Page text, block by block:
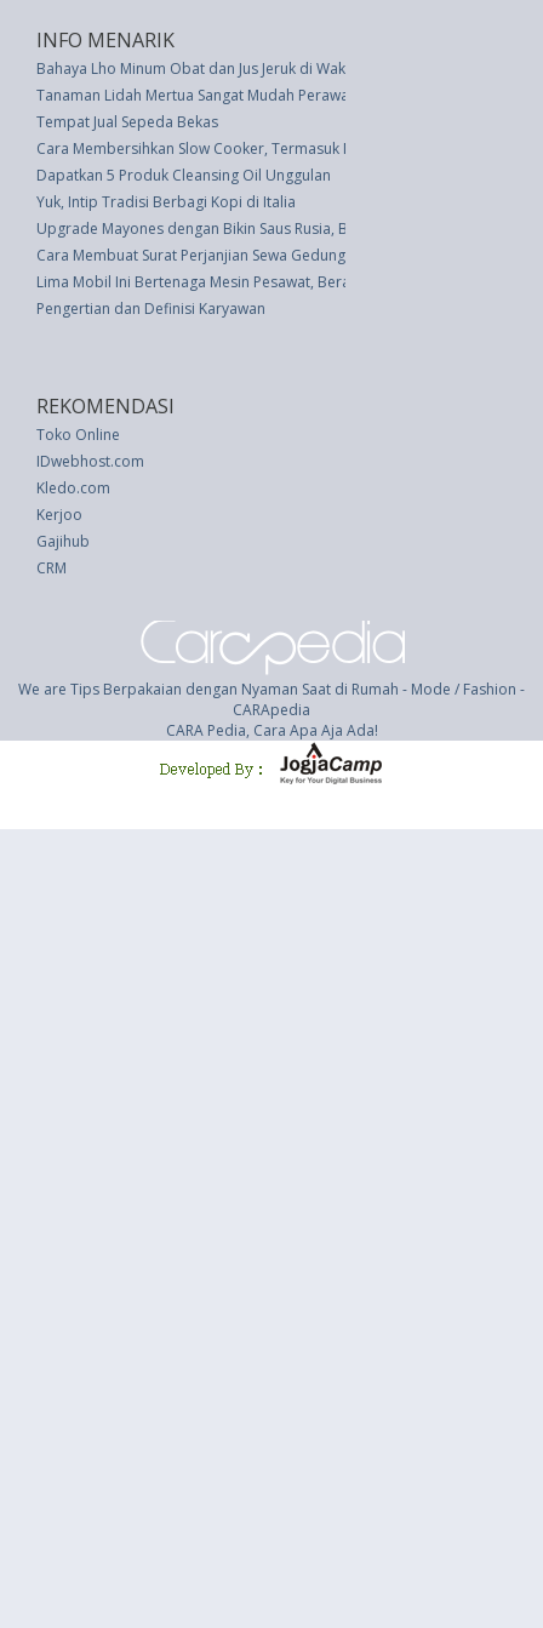
INFO MENARIK
Bahaya Lho Minum Obat dan Jus Jeruk di Waktu Bersamaan
Tanaman Lidah Mertua Sangat Mudah Perawatannya Dengan 5 Tips Ahli
Tempat Jual Sepeda Bekas
Cara Membersihkan Slow Cooker, Termasuk Noda Tersangkut yang Sulit
Dapatkan 5 Produk Cleansing Oil Unggulan
Yuk, Intip Tradisi Berbagi Kopi di Italia
Upgrade Mayones dengan Bikin Saus Rusia, Basil Aioli, dan Lainnya
Cara Membuat Surat Perjanjian Sewa Gedung Beserta Contoh
Lima Mobil Ini Bertenaga Mesin Pesawat, Berani Coba?
Pengertian dan Definisi Karyawan
REKOMENDASI
Toko Online
IDwebhost.com
Kledo.com
Kerjoo
Gajihub
CRM
We are Tips Berpakaian dengan Nyaman Saat di Rumah - Mode / Fashion -
CARApedia
CARA Pedia, Cara Apa Aja Ada!